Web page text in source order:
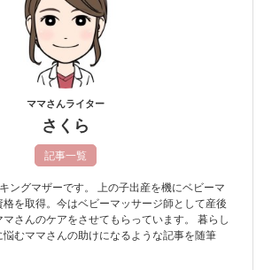
ママさんライター
さくら
記事一覧
ングマザーです。 上の子出産を機にベビーマ
格を取得。今はベビーマッサージ師として産後
さんのケアをさせてもらっています。 暮らし
むママさんの助けになるような記事を随筆